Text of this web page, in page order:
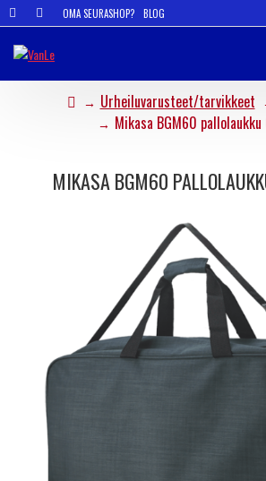
OMA SEURASHOP? BLOG
Urheiluvarusteet/tarvikkeet
Mikasa BGM60
MIKASA BGM60